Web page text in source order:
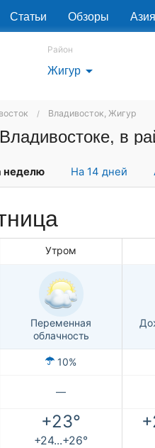
Статьи Обзоры Азия
Район
Жигур arrow_drop_down
Владивосток, Жигур
в
неделю На 14 дней
Утром
Переменная
облачность
10%
—
+23°
+24...+26°